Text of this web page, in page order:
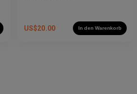
US$20.00 In den Warenkorb